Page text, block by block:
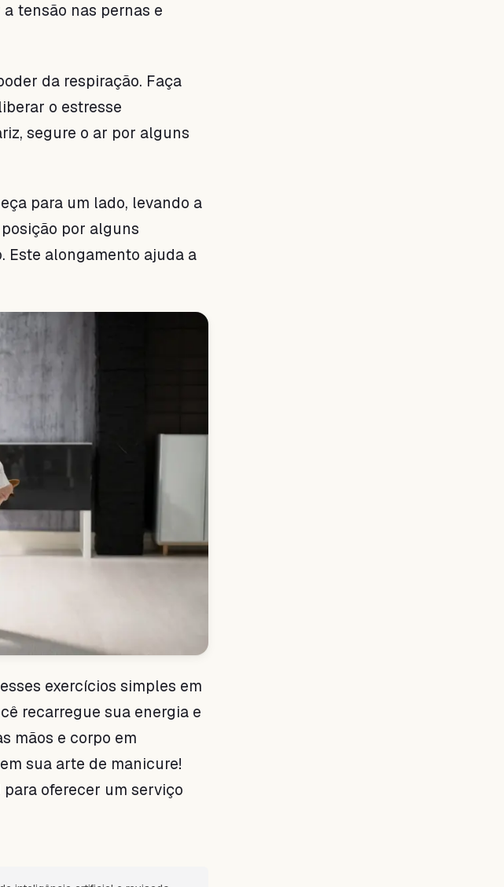
tensão nas pernas e
da respiração. Faça
o estresse
segure o ar por alguns
para um lado, levando a
por alguns
Este alongamento ajuda a
exercícios simples em
recarregue sua energia e
mãos e corpo em
sua arte de manicure!
oferecer um serviço